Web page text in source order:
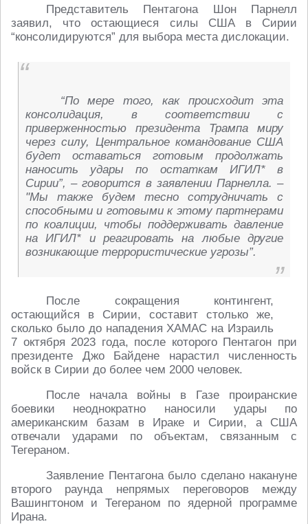
Представитель Пентагона Шон Парнелл
заявил, что остающиеся силы США в Сирии
“консолидируются” для выбора места дислокации.
“По мере того, как происходит эта
консолидация, в соответствии с
приверженностью президента Трампа миру
через силу, Центральное командование США
будет оставаться готовым продолжать
наносить удары по остаткам ИГИЛ* в
Сирии”, – говорится в заявлении Парнелла. –
"Мы также будем тесно сотрудничать с
способными и готовыми к этому партнерами
по коалиции, чтобы поддерживать давление
на ИГИЛ* и реагировать на любые другие
возникающие террористические угрозы”.
После сокращения контингент,
остающийся в Сирии, составит столько же,
сколько было до нападения ХАМАС на Израиль
7 октября 2023 года, после которого Пентагон при
президенте Джо Байдене нарастил численность
войск в Сирии до более чем 2000 человек.
После начала войны в Газе проиранские
боевики неоднократно наносили удары по
американским базам в Ираке и Сирии, а США
отвечали ударами по объектам, связанным с
Тегераном.
Заявление Пентагона было сделано накануне
второго раунда непрямых переговоров между
Вашингтоном и Тегераном по ядерной программе
Ирана.